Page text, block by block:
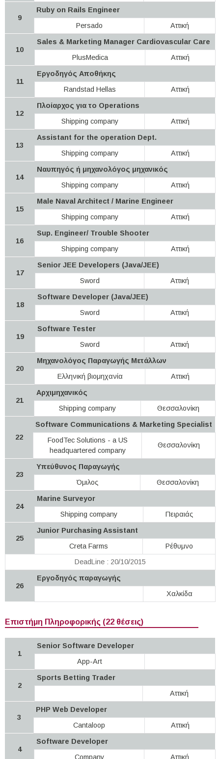
9
Ruby on Rails Engineer
Persado
Αττική
10
Sales & Marketing Manager Cardiovascular Care
PlusMedica
Αττική
11
Εργοδηγός Αποθήκης
Randstad Hellas
Αττική
12
Πλοίαρχος για το Operations
Shipping company
Αττική
13
Assistant for the operation Dept.
Shipping company
Αττική
14
Ναυπηγός ή μηχανολόγος μηχανικός
Shipping company
Αττική
15
Male Naval Architect / Μarine Engineer
Shipping company
Αττική
16
Sup. Engineer/ Trouble Shooter
Shipping company
Αττική
17
Senior JEE Developers (Java/JEE)
Sword
Αττική
18
Software Developer (Java/JEE)
Sword
Αττική
19
Software Tester
Sword
Αττική
20
Μηχανολόγος Παραγωγής Μετάλλων
Ελληνική βιομηχανία
Αττική
21
Αρχιμηχανικός
Shipping company
Θεσσαλονίκη
22
Software Communications & Marketing Specialist
FoodTec Solutions - a US
headquartered company
Θεσσαλονίκη
23
Υπεύθυνος Παραγωγής
Όμιλος
Θεσσαλονίκη
24
Marine Surveyor
Shipping company
Πειραιάς
25
Junior Purchasing Assistant
Creta Farms
Ρέθυμνο
DeadLine : 20/10/2015
26
Εργοδηγός παραγωγής
Χαλκίδα
Επιστήμη Πληροφορικής (22 θέσεις)
1
Senior Software Developer
App-Art
2
Sports Betting Trader
Αττική
3
PHP Web Developer
Cantaloop
Αττική
4
Software Developer
Company
Αττική